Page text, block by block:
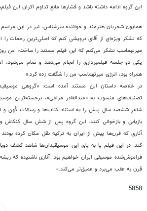
این گروه ادامه داشته باشد و فشارها مانع تداوم اکران این
همایون شجریان هنرمند و خواننده سرشناس، نیز در این
که تشکر ویژه‌ای از آقای درویشی کنم که اصلی‌ترین زحمات را
میرتهماسب تشکر می‌کنم که این فیلم مستند را ساخت، من
یکی دو جلسه فیلمبرداری را انجام می‌دهد و تمام
همراه بود، انرژی میرتهماسب من را شگفت زده کرد.»
در خلاصه داستان این مستند آمده است: «گروهی
تصنیف‌های منسوب به «عبدالقادر مراغی»، برجسته‌ترین
شاعرِ ششصد سال پیش را به استناد کتاب‌ها و رسالات کُهن و از
بازیابی و بازخوانی کنند. این گروه پس از شش سال
آثاری که قرن‌ها پیش از ایران به ترکیه نقل مکان کرده
کند. در این فیلم پا به پای این موسیقیدان‌ها شاهد کشف
فراموش‌شده موسیقی ایران خواهیم بود. آثاری ناشنیده که
قرن به عقب می‌برد و عمیق‌تر می‌کند.»
5858